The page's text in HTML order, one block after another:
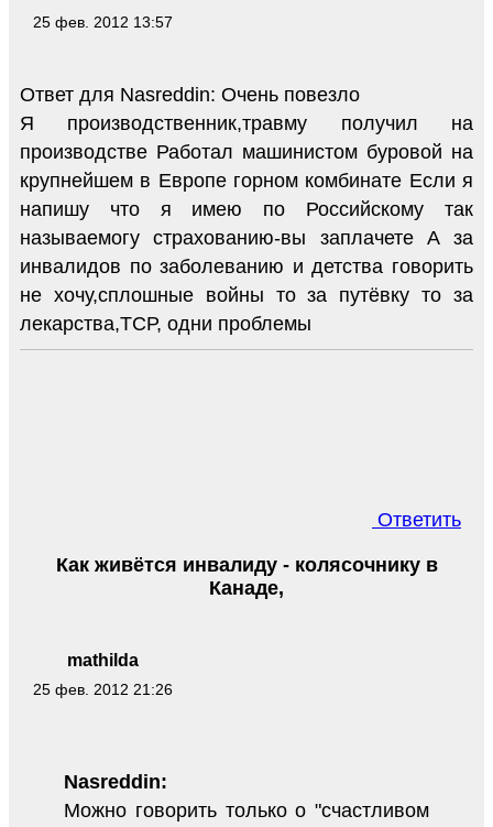
25 фев. 2012 13:57
Ответ для Nasreddin: Очень повезло
Я производственник,травму получил на
производстве Работал машинистом буровой на
крупнейшем в Европе горном комбинате Если я
напишу что я имею по Российскому так
называемогу страхованию-вы заплачете А за
инвалидов по заболеванию и детства говорить
не хочу,сплошные войны то за путёвку то за
лекарства,ТСР, одни проблемы
Ответить
mathilda
25 фев. 2012 21:26
Как живётся инвалиду - колясочнику в
Канаде,
Nasreddin:
Можно говорить только о "счастливом